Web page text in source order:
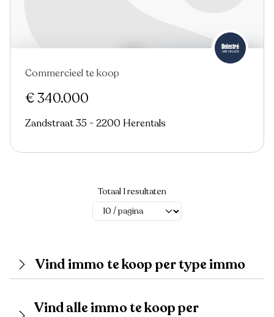
Commercieel te koop
€ 340.000
Zandstraat 35 - 2200 Herentals
Totaal 1 resultaten
Vind immo te koop per type immo
Vind alle immo te koop per